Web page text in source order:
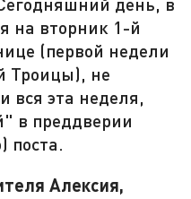
на вторник 1-й
(первой недели
Троицы), не
вся эта неделя,
в преддверии
поста.
Алексия,